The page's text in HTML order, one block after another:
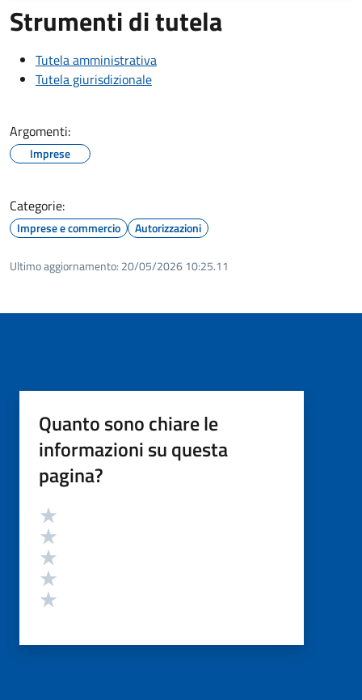
Strumenti di tutela
Tutela amministrativa
Tutela giurisdizionale
Argomenti:
Imprese
Categorie:
Imprese e commercio Autorizzazioni
Ultimo aggiornamento: 20/05/2026 10:25.11
Quanto sono chiare le
informazioni su questa
pagina?
Valutazione